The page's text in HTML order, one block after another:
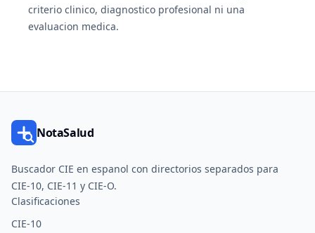
criterio clinico, diagnostico profesional ni una
evaluacion medica.
NotaSalud
Buscador CIE en espanol con directorios separados para
CIE-10, CIE-11 y CIE-O.
Clasificaciones
CIE-10